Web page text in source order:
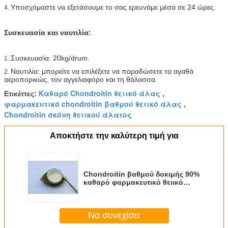
4. Υποσχόμαστε να εξετάσουμε το σας ερευνάμε μέσα σε 24 ώρες.
Συσκευασία και ναυτιλία:
1. Συσκευασία: 20kg/drum.
2. Ναυτιλία: μπορείτε να επιλέξετε να παραδώσετε τα αγαθά
αεροπορικώς, τον αγγελιαφόρο και τη θάλασσα.
Ετικέττες: Καθαρό Chondroitin θειικό άλας ,
φαρμακευτικό chondroitin βαθμού θειικό άλας ,
Chondroitin σκόνη θειικού άλατος
Αποκτήστε την καλύτερη τιμή για
Chondroitin βαθμού δοκιμής 90%
καθαρό φαρμακευτικό θειικό
Να συνεχίσει